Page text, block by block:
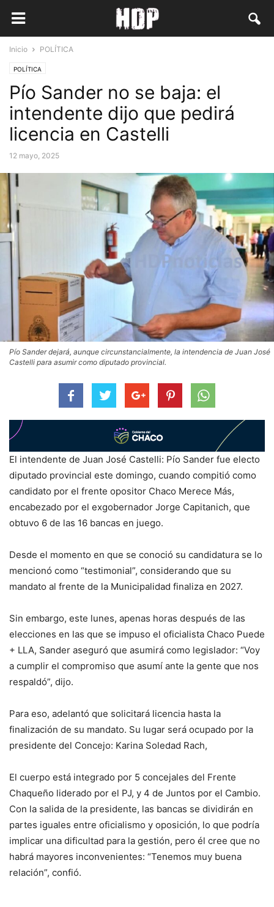
Inicio POLÍTICA
POLÍTICA
Pío Sander no se baja: el
intendente dijo que pedirá
licencia en Castelli
12 mayo, 2025
Pío Sander dejará, aunque circunstancialmente, la intendencia de Juan José
Castelli para asumir como diputado provincial.
El intendente de Juan José Castelli: Pío Sander fue electo
diputado provincial este domingo, cuando compitió como
candidato por el frente opositor Chaco Merece Más,
encabezado por el exgobernador Jorge Capitanich, que
obtuvo 6 de las 16 bancas en juego.
Desde el momento en que se conoció su candidatura se lo
mencionó como “testimonial”, considerando que su
mandato al frente de la Municipalidad finaliza en 2027.
Sin embargo, este lunes, apenas horas después de las
elecciones en las que se impuso el oficialista Chaco Puede
+ LLA, Sander aseguró que asumirá como legislador: “Voy
a cumplir el compromiso que asumí ante la gente que nos
respaldó”, dijo.
Para eso, adelantó que solicitará licencia hasta la
finalización de su mandato. Su lugar será ocupado por la
presidente del Concejo: Karina Soledad Rach,
El cuerpo está integrado por 5 concejales del Frente
Chaqueño liderado por el PJ, y 4 de Juntos por el Cambio.
Con la salida de la presidente, las bancas se dividirán en
partes iguales entre oficialismo y oposición, lo que podría
implicar una dificultad para la gestión, pero él cree que no
habrá mayores inconvenientes: “Tenemos muy buena
relación”, confió.